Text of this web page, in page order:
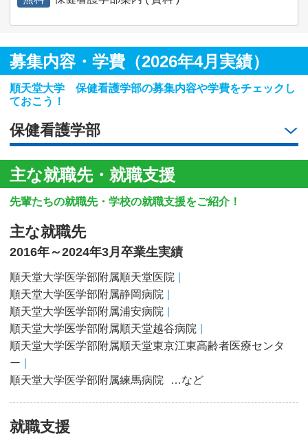
募集内容・学費（2026年4月実績）
順天堂大学 保健看護学部の募集内容や学費をチェックし
ておこう！
保健看護学部
主な就職先・就職支援
先輩たちの就職先・学校の就職支援をご紹介！
主な就職先
2016年～2024年3月卒業生実績
順天堂大学医学部附属順天堂医院
順天堂大学医学部附属静岡病院
順天堂大学医学部附属浦安病院
順天堂大学医学部附属順天堂越谷病院
順天堂大学医学部附属順天堂東京江東高齢者医療センタ
ー
順天堂大学医学部附属練馬病院
…など
就職支援